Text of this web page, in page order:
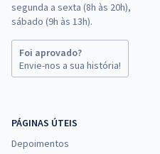
do Mato Grosso do Sul - Analista
R$52,72
158,16 (-20%)
segunda a sexta (8h às 20h),
sábado (9h às 13h).
Foi aprovado?
Envie-nos a sua história!
PÁGINAS ÚTEIS
Depoimentos